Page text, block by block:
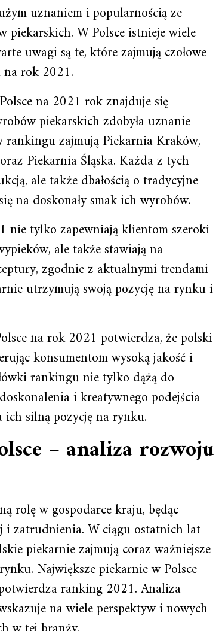
uznaniem i popularnością ze
piekarskich. W Polsce istnieje wiele
uwagi są te, które zajmują czołowe
rok 2021.
na 2021 rok znajduje się
piekarskich zdobyła uznanie
rankingu zajmują Piekarnia Kraków,
Piekarnia Śląska. Każda z tych
ale także dbałością o tradycyjne
na doskonały smak ich wyrobów.
nie tylko zapewniają klientom szeroki
ale także stawiają na
zgodnie z aktualnymi trendami
utrzymują swoją pozycję na rynku i
na rok 2021 potwierdza, że polski
konsumentom wysoką jakość i
rankingu nie tylko dążą do
i kreatywnego podejścia
ich silną pozycję na rynku.
– analiza rozwoju
rolę w gospodarce kraju, będąc
i zatrudnienia. W ciągu ostatnich lat
piekarnie zajmują coraz ważniejsze
Największe piekarnie w Polsce
ranking 2021. Analiza
na wiele perspektyw i nowych